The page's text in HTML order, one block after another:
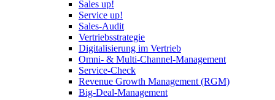
Sales up!
Service up!
Sales-Audit
Vertriebsstrategie
Digitalisierung im Vertrieb
Omni- & Multi-Channel-Management
Service-Check
Revenue Growth Management (RGM)
Big-Deal-Management